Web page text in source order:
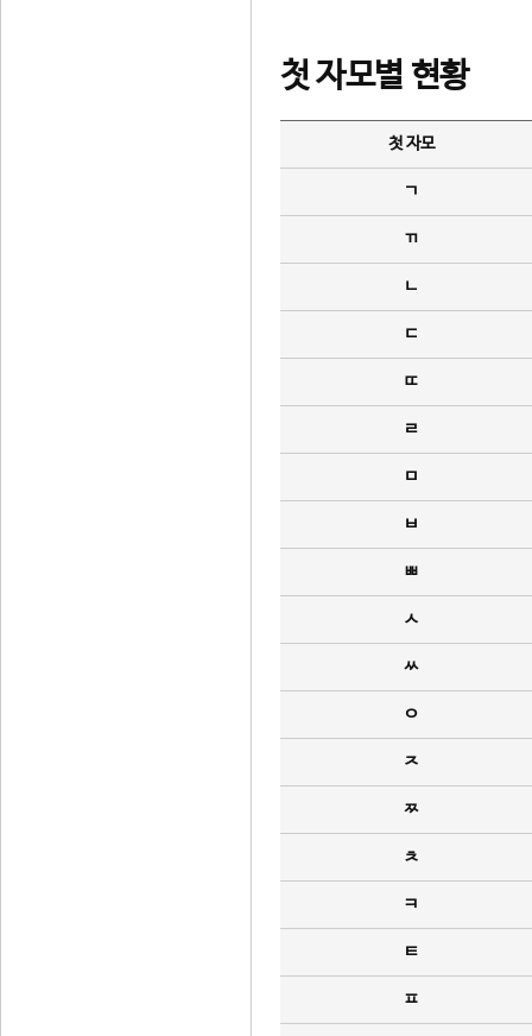
첫 자모별 현황
첫 자모
ㄱ
ㄲ
ㄴ
ㄷ
ㄸ
ㄹ
ㅁ
ㅂ
ㅃ
ㅅ
ㅆ
ㅇ
ㅈ
ㅉ
ㅊ
ㅋ
ㅌ
ㅍ